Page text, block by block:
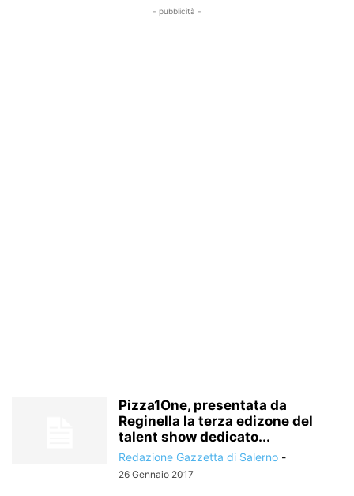
- pubblicità -
Pizza1One, presentata da
Reginella la terza edizone del
talent show dedicato...
Redazione Gazzetta di Salerno -
26 Gennaio 2017